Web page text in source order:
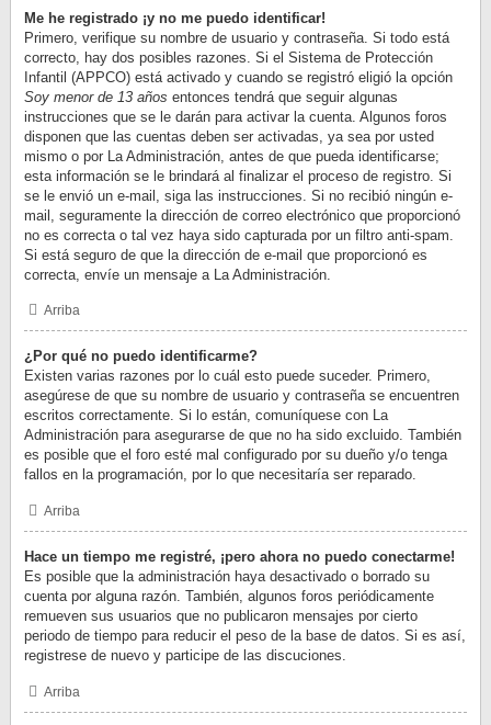
Me he registrado ¡y no me puedo identificar!
Primero, verifique su nombre de usuario y contraseña. Si todo está
correcto, hay dos posibles razones. Si el Sistema de Protección
Infantil (APPCO) está activado y cuando se registró eligió la opción
Soy menor de 13 años entonces tendrá que seguir algunas
instrucciones que se le darán para activar la cuenta. Algunos foros
disponen que las cuentas deben ser activadas, ya sea por usted
mismo o por La Administración, antes de que pueda identificarse;
esta información se le brindará al finalizar el proceso de registro. Si
se le envió un e-mail, siga las instrucciones. Si no recibió ningún e-
mail, seguramente la dirección de correo electrónico que proporcionó
no es correcta o tal vez haya sido capturada por un filtro anti-spam.
Si está seguro de que la dirección de e-mail que proporcionó es
correcta, envíe un mensaje a La Administración.
Arriba
¿Por qué no puedo identificarme?
Existen varias razones por lo cuál esto puede suceder. Primero,
asegúrese de que su nombre de usuario y contraseña se encuentren
escritos correctamente. Si lo están, comuníquese con La
Administración para asegurarse de que no ha sido excluido. También
es posible que el foro esté mal configurado por su dueño y/o tenga
fallos en la programación, por lo que necesitaría ser reparado.
Arriba
Hace un tiempo me registré, ¡pero ahora no puedo conectarme!
Es posible que la administración haya desactivado o borrado su
cuenta por alguna razón. También, algunos foros periódicamente
remueven sus usuarios que no publicaron mensajes por cierto
periodo de tiempo para reducir el peso de la base de datos. Si es así,
registrese de nuevo y participe de las discuciones.
Arriba